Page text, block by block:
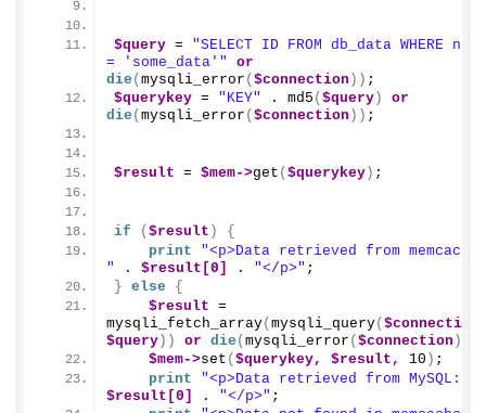
$query = "SELECT ID FROM db_data WHERE name
= 'some_data'"
or
die (mysqli_error ($connection )) ;
$querykey = "KEY" . md5 ($query)
or
die (mysqli_error ($connection )) ;
$result = $mem->get ($querykey) ;
if ($result )
{
print
"<p>Data retrieved from
"
. $result[0] . "</p>" ;
} else
{
$result
mysqli_fetch_array(mysqli_query(
$query)) or die (mysqli_error ($connection ))
$mem->set ($querykey, $result, 10 ) ;
print
"<p>Data retrieved from MySQL: "
$result[0]
. "</p>" ;